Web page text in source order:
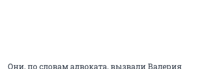
Они, по словам адвоката, вызвали Валерия